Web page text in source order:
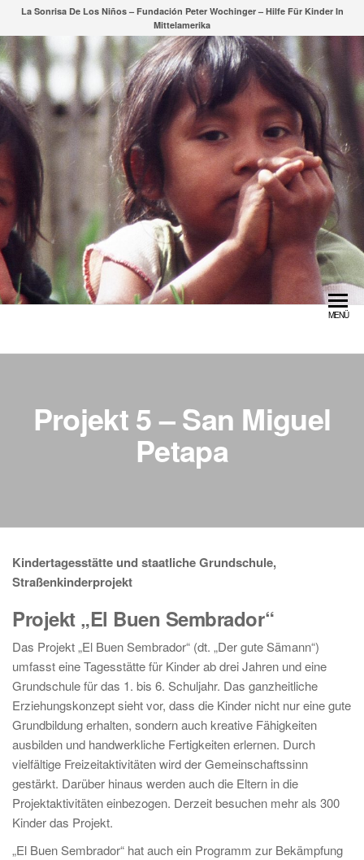
Zum
springen
La Sonrisa De Los Niños – Fundación Peter Wochinger – Hilfe Für Kinder In
Mittelamerika
MENÜ
Projekt 5 – San Miguel
Petapa
Kindertagesstätte und staatliche Grundschule,
Straßenkinderprojekt
Projekt „El Buen Sembrador“
Das Projekt „El Buen Sembrador“ (dt. „Der gute Sämann“)
umfasst eine Tagesstätte für Kinder ab drei Jahren und eine
Grundschule für das 1. bis 6. Schuljahr. Das ganzheitliche
Erziehungskonzept sieht vor, dass die Kinder nicht nur eine gute
Grundbildung erhalten, sondern auch kreative Fähigkeiten
ausbilden und handwerkliche Fertigkeiten erlernen. Durch
vielfältige Freizeitaktivitäten wird der Gemeinschaftssinn
gestärkt. Darüber hinaus werden auch die Eltern in die
Projektaktivitäten einbezogen. Derzeit besuchen mehr als 300
Kinder das Projekt.
„El Buen Sembrador“ hat auch ein Programm zur Bekämpfung